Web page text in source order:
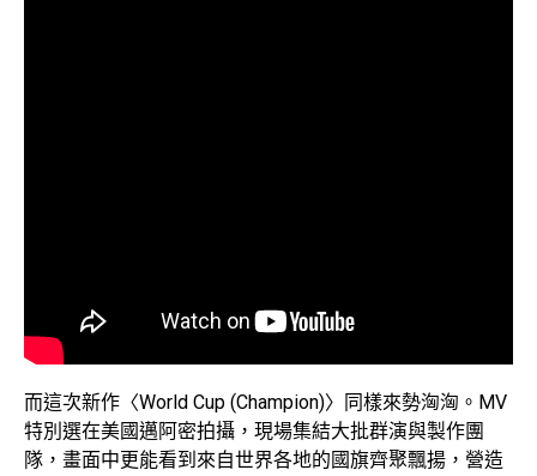
而這次新作〈World Cup (Champion)〉同樣來勢洶洶。MV
特別選在美國邁阿密拍攝，現場集結大批群演與製作團
隊，畫面中更能看到來自世界各地的國旗齊聚飄揚，營造